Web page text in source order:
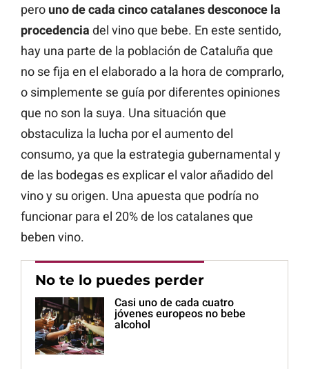
pero uno de cada cinco catalanes desconoce la
procedencia del vino que bebe. En este sentido,
hay una parte de la población de Cataluña que
no se fija en el elaborado a la hora de comprarlo,
o simplemente se guía por diferentes opiniones
que no son la suya. Una situación que
obstaculiza la lucha por el aumento del
consumo, ya que la estrategia gubernamental y
de las bodegas es explicar el valor añadido del
vino y su origen. Una apuesta que podría no
funcionar para el 20% de los catalanes que
beben vino.
No te lo puedes perder
Casi uno de cada cuatro
jóvenes europeos no bebe
alcohol